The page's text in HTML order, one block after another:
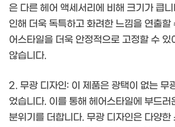
은 다른 헤어 액세서리에 비해 크기가 큽
인해 더욱 독특하고 화려한 느낌을 연출할
어스타일을 더욱 안정적으로 고정할 수 있
않습니다.
2. 무광 디자인: 이 제품은 광택이 없는 무
었습니다. 이를 통해 헤어스타일에 부드러
분위기를 더합니다. 무광 디자인은 다양한